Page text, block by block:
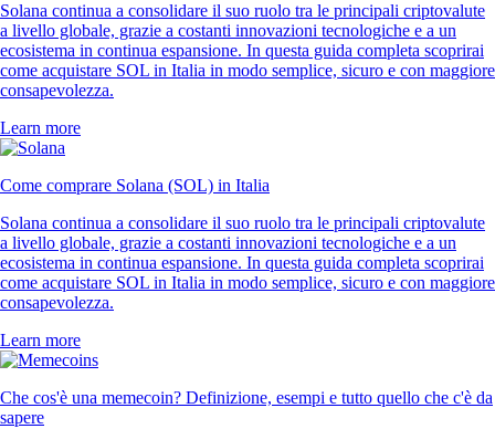
Solana continua a consolidare il suo ruolo tra le principali criptovalute
a livello globale, grazie a costanti innovazioni tecnologiche e a un
ecosistema in continua espansione. In questa guida completa scoprirai
come acquistare SOL in Italia in modo semplice, sicuro e con maggiore
consapevolezza.
Learn more
Come comprare Solana (SOL) in Italia
Solana continua a consolidare il suo ruolo tra le principali criptovalute
a livello globale, grazie a costanti innovazioni tecnologiche e a un
ecosistema in continua espansione. In questa guida completa scoprirai
come acquistare SOL in Italia in modo semplice, sicuro e con maggiore
consapevolezza.
Learn more
Che cos'è una memecoin? Definizione, esempi e tutto quello che c'è da
sapere